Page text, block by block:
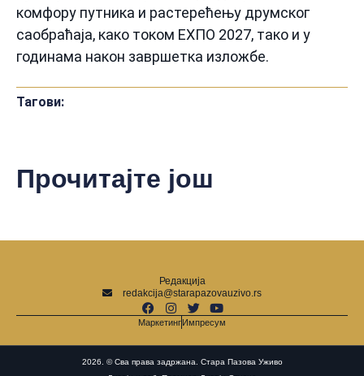
комфору путника и растерећењу друмског
саобраћаја, како током ЕXПО 2027, тако и у
годинама након завршетка изложбе.
Тагови:
Прочитајте још
Редакција
redakcija@starapazovauzivo.rs
МаркетингИмпресум
2026. © Сва права задржана. Стара Пазова Уживо